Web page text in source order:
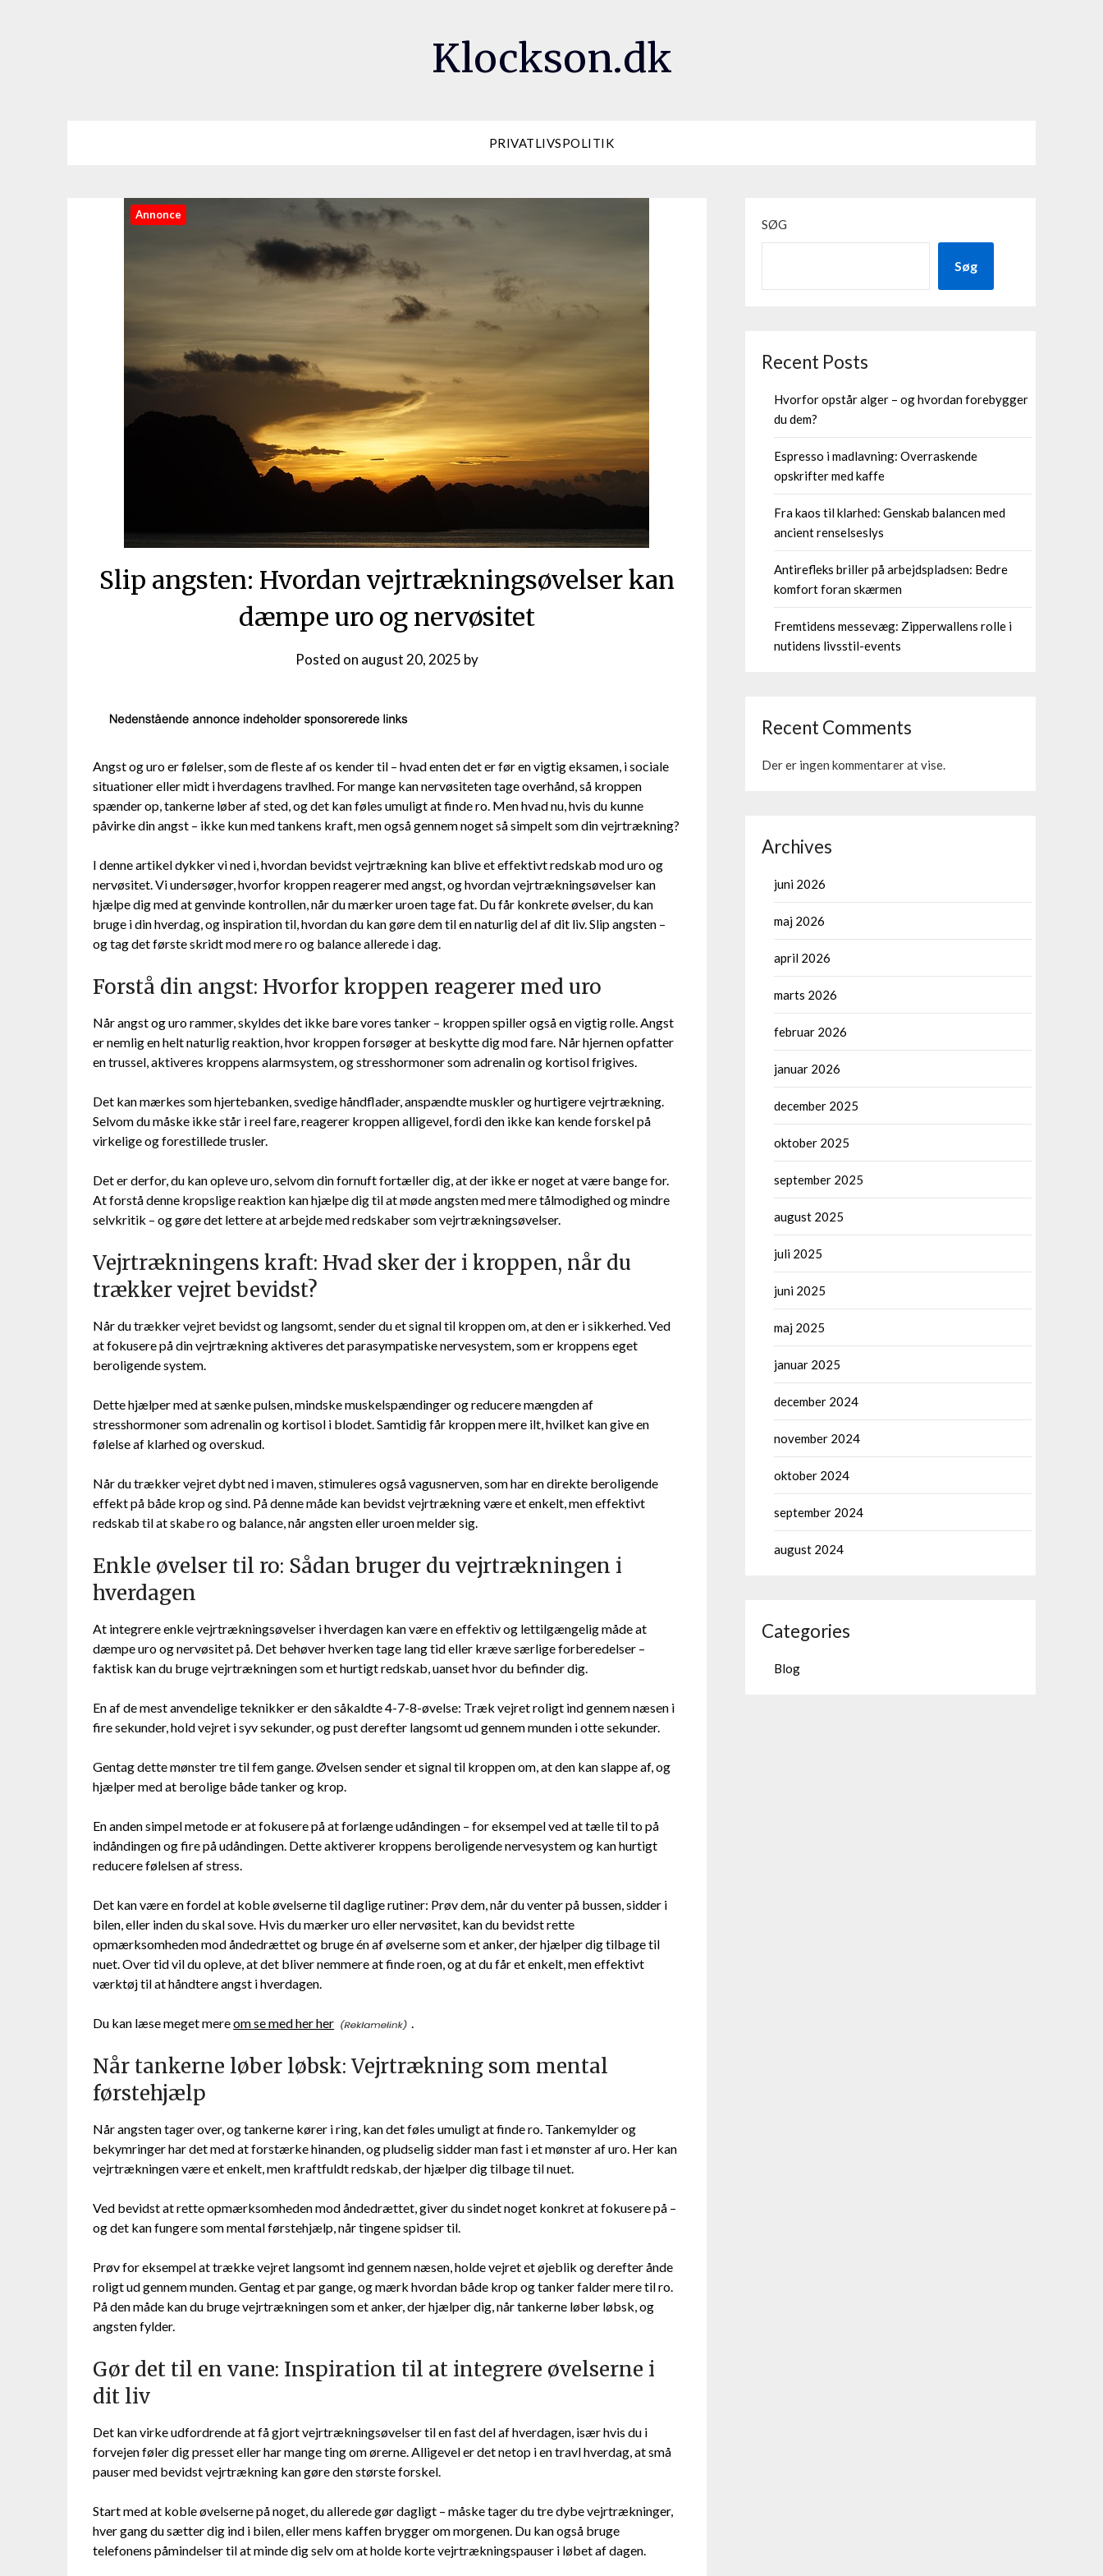
Klockson.dk
PRIVATLIVSPOLITIK
Annonce
Slip angsten: Hvordan vejrtrækningsøvelser kan
dæmpe uro og nervøsitet
Posted on august 20, 2025 by
Angst og uro er følelser, som de fleste af os kender til – hvad enten det er før en vigtig eksamen, i sociale
situationer eller midt i hverdagens travlhed. For mange kan nervøsiteten tage overhånd, så kroppen
spænder op, tankerne løber af sted, og det kan føles umuligt at finde ro. Men hvad nu, hvis du kunne
påvirke din angst – ikke kun med tankens kraft, men også gennem noget så simpelt som din vejrtrækning?
I denne artikel dykker vi ned i, hvordan bevidst vejrtrækning kan blive et effektivt redskab mod uro og
nervøsitet. Vi undersøger, hvorfor kroppen reagerer med angst, og hvordan vejrtrækningsøvelser kan
hjælpe dig med at genvinde kontrollen, når du mærker uroen tage fat. Du får konkrete øvelser, du kan
bruge i din hverdag, og inspiration til, hvordan du kan gøre dem til en naturlig del af dit liv. Slip angsten –
og tag det første skridt mod mere ro og balance allerede i dag.
Forstå din angst: Hvorfor kroppen reagerer med uro
Når angst og uro rammer, skyldes det ikke bare vores tanker – kroppen spiller også en vigtig rolle. Angst
er nemlig en helt naturlig reaktion, hvor kroppen forsøger at beskytte dig mod fare. Når hjernen opfatter
en trussel, aktiveres kroppens alarmsystem, og stresshormoner som adrenalin og kortisol frigives.
Det kan mærkes som hjertebanken, svedige håndflader, anspændte muskler og hurtigere vejrtrækning.
Selvom du måske ikke står i reel fare, reagerer kroppen alligevel, fordi den ikke kan kende forskel på
virkelige og forestillede trusler.
Det er derfor, du kan opleve uro, selvom din fornuft fortæller dig, at der ikke er noget at være bange for.
At forstå denne kropslige reaktion kan hjælpe dig til at møde angsten med mere tålmodighed og mindre
selvkritik – og gøre det lettere at arbejde med redskaber som vejrtrækningsøvelser.
Vejrtrækningens kraft: Hvad sker der i kroppen, når du
trækker vejret bevidst?
Når du trækker vejret bevidst og langsomt, sender du et signal til kroppen om, at den er i sikkerhed. Ved
at fokusere på din vejrtrækning aktiveres det parasympatiske nervesystem, som er kroppens eget
beroligende system.
Dette hjælper med at sænke pulsen, mindske muskelspændinger og reducere mængden af
stresshormoner som adrenalin og kortisol i blodet. Samtidig får kroppen mere ilt, hvilket kan give en
følelse af klarhed og overskud.
Når du trækker vejret dybt ned i maven, stimuleres også vagusnerven, som har en direkte beroligende
effekt på både krop og sind. På denne måde kan bevidst vejrtrækning være et enkelt, men effektivt
redskab til at skabe ro og balance, når angsten eller uroen melder sig.
Enkle øvelser til ro: Sådan bruger du vejrtrækningen i
hverdagen
At integrere enkle vejrtrækningsøvelser i hverdagen kan være en effektiv og lettilgængelig måde at
dæmpe uro og nervøsitet på. Det behøver hverken tage lang tid eller kræve særlige forberedelser –
faktisk kan du bruge vejrtrækningen som et hurtigt redskab, uanset hvor du befinder dig.
En af de mest anvendelige teknikker er den såkaldte 4-7-8-øvelse: Træk vejret roligt ind gennem næsen i
fire sekunder, hold vejret i syv sekunder, og pust derefter langsomt ud gennem munden i otte sekunder.
Gentag dette mønster tre til fem gange. Øvelsen sender et signal til kroppen om, at den kan slappe af, og
hjælper med at berolige både tanker og krop.
En anden simpel metode er at fokusere på at forlænge udåndingen – for eksempel ved at tælle til to på
indåndingen og fire på udåndingen. Dette aktiverer kroppens beroligende nervesystem og kan hurtigt
reducere følelsen af stress.
Det kan være en fordel at koble øvelserne til daglige rutiner: Prøv dem, når du venter på bussen, sidder i
bilen, eller inden du skal sove. Hvis du mærker uro eller nervøsitet, kan du bevidst rette
opmærksomheden mod åndedrættet og bruge én af øvelserne som et anker, der hjælper dig tilbage til
nuet. Over tid vil du opleve, at det bliver nemmere at finde roen, og at du får et enkelt, men effektivt
værktøj til at håndtere angst i hverdagen.
Du kan læse meget mereom se med her her .
Når tankerne løber løbsk: Vejrtrækning som mental
førstehjælp
Når angsten tager over, og tankerne kører i ring, kan det føles umuligt at finde ro. Tankemylder og
bekymringer har det med at forstærke hinanden, og pludselig sidder man fast i et mønster af uro. Her kan
vejrtrækningen være et enkelt, men kraftfuldt redskab, der hjælper dig tilbage til nuet.
Ved bevidst at rette opmærksomheden mod åndedrættet, giver du sindet noget konkret at fokusere på –
og det kan fungere som mental førstehjælp, når tingene spidser til.
Prøv for eksempel at trække vejret langsomt ind gennem næsen, holde vejret et øjeblik og derefter ånde
roligt ud gennem munden. Gentag et par gange, og mærk hvordan både krop og tanker falder mere til ro.
På den måde kan du bruge vejrtrækningen som et anker, der hjælper dig, når tankerne løber løbsk, og
angsten fylder.
Gør det til en vane: Inspiration til at integrere øvelserne i
dit liv
Det kan virke udfordrende at få gjort vejrtrækningsøvelser til en fast del af hverdagen, især hvis du i
forvejen føler dig presset eller har mange ting om ørerne. Alligevel er det netop i en travl hverdag, at små
pauser med bevidst vejrtrækning kan gøre den største forskel.
Start med at koble øvelserne på noget, du allerede gør dagligt – måske tager du tre dybe vejrtrækninger,
hver gang du sætter dig ind i bilen, eller mens kaffen brygger om morgenen. Du kan også bruge
telefonens påmindelser til at minde dig selv om at holde korte vejrtrækningspauser i løbet af dagen.
SØG
Søg
Recent Posts
Hvorfor opstår alger – og hvordan forebygger
du dem?
Espresso i madlavning: Overraskende
opskrifter med kaffe
Fra kaos til klarhed: Genskab balancen med
ancient renselseslys
Antirefleks briller på arbejdspladsen: Bedre
komfort foran skærmen
Fremtidens messevæg: Zipperwallens rolle i
nutidens livsstil-events
Recent Comments
Der er ingen kommentarer at vise.
Archives
juni 2026
maj 2026
april 2026
marts 2026
februar 2026
januar 2026
december 2025
oktober 2025
september 2025
august 2025
juli 2025
juni 2025
maj 2025
januar 2025
december 2024
november 2024
oktober 2024
september 2024
august 2024
Categories
Blog